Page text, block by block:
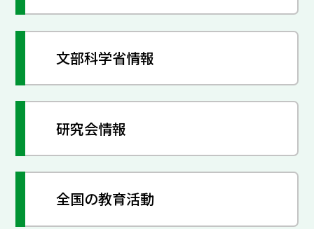
文部科学省情報
研究会情報
全国の教育活動